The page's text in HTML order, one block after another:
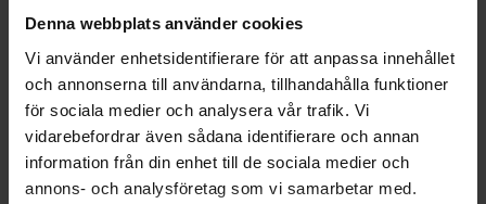
Denna webbplats använder cookies
Vi använder enhetsidentifierare för att anpassa innehållet
och annonserna till användarna, tillhandahålla funktioner
för sociala medier och analysera vår trafik. Vi
vidarebefordrar även sådana identifierare och annan
information från din enhet till de sociala medier och
annons- och analysföretag som vi samarbetar med.
hos Victrix inredarna.
Ranhammarsvägen 20E
168 67 Bromma
Kundservice
Kontakta oss
Beställning och offert
Leverans